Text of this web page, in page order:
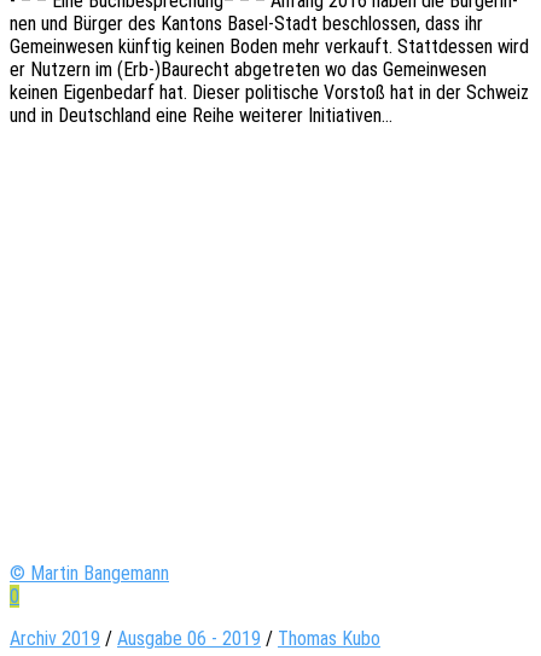
nen und Bürger des Kantons Basel-Stadt beschlos­sen, dass ihr
Gemein­we­sen künf­tig keinen Boden mehr verkauft. Statt­des­sen wird
er Nutzern im (Erb-)Baurecht abge­tre­ten wo das Gemein­we­sen
keinen Eigen­be­darf hat. Dieser poli­ti­sche Vorstoß hat in der Schweiz
und in Deutsch­land eine Reihe weite­rer Initiativen…
© Martin Bangemann
0
Archiv 2019 / Ausgabe 06 - 2019 / Thomas Kubo